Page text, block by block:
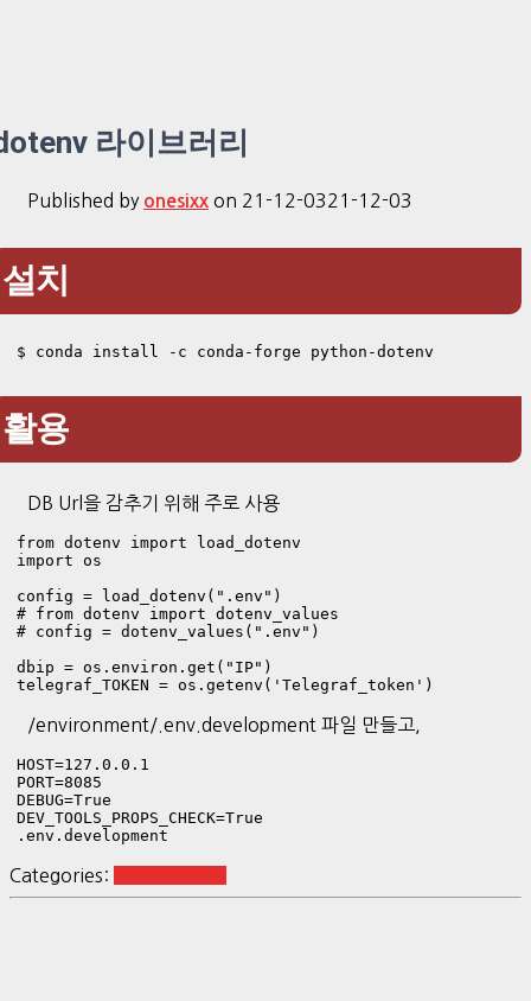
라이브러리
Published by onesixx on 21-12-0321-12-03
설치
$ conda install -c conda-forge python-dotenv
활용
DB Url을 감추기 위해 주로 사용
from dotenv import load_dotenv
import os
config = load_dotenv(".env")
# from dotenv import dotenv_values
# config = dotenv_values(".env")
dbip = os.environ.get("IP")
/environment/.env.development 파일 만들고,
HOST=127.0.0.1
PORT=8085
DEBUG=True
DEV_TOOLS_PROPS_CHECK=True
.env.development
Categories: